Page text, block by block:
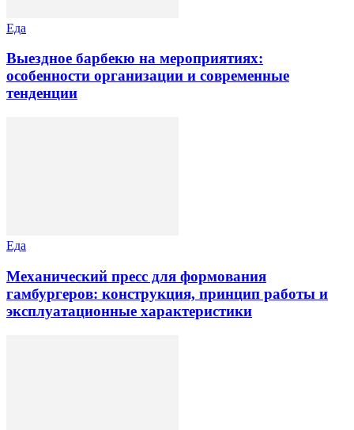
Еда
Выездное барбекю на мероприятиях:
особенности организации и современные
тенденции
Еда
Механический пресс для формования
гамбургеров: конструкция, принцип работы и
эксплуатационные характеристики